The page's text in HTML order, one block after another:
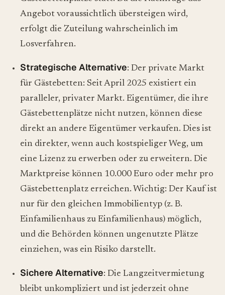
Angebot voraussichtlich übersteigen wird,
erfolgt die Zuteilung wahrscheinlich im
Losverfahren.
Strategische Alternative: Der private Markt
für Gästebetten: Seit April 2025 existiert ein
paralleler, privater Markt. Eigentümer, die ihre
Gästebettenplätze nicht nutzen, können diese
direkt an andere Eigentümer verkaufen. Dies ist
ein direkter, wenn auch kostspieliger Weg, um
eine Lizenz zu erwerben oder zu erweitern. Die
Marktpreise können 10.000 Euro oder mehr pro
Gästebettenplatz erreichen. Wichtig: Der Kauf ist
nur für den gleichen Immobilientyp (z. B.
Einfamilienhaus zu Einfamilienhaus) möglich,
und die Behörden können ungenutzte Plätze
einziehen, was ein Risiko darstellt.
Sichere Alternative: Die Langzeitvermietung
bleibt unkompliziert und ist jederzeit ohne